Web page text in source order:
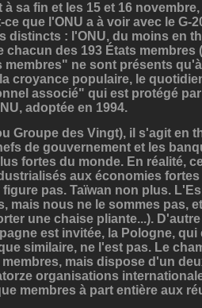
sa fin et les 15 et 16
ce que l'ONU a à voir avec le G-
distincts : l'ONU, du moins en
chacun des 193 États membres
membres" ne sont présents
croyance populaire, le
associé" qui est protégé
adoptée en 1994.
Groupe des Vingt), il s'agit en
de gouvernement et les
fortes du monde. En réalité,
aux économies
figure pas. Taïwan non plus.
mais nous ne le sommes pas,
une chaise pliante...).
est invitée, la Pologne,
similaire, ne l'est pas. Le
membres, mais dispose d'un
organisations
membres à part entière aux